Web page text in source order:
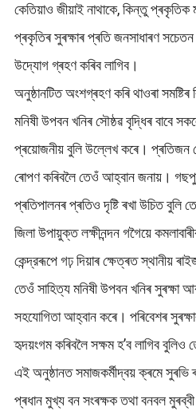
কেতিয়াও জীয়াই নাথাকে, কিন্তু প্ৰকৃতিক
প্ৰকৃতিৰ সুৰক্ষাৰ প্ৰতি জনসাধাৰণ
উদ্যোগ গ্ৰহণ কৰিব লাগিব।
অনুষ্ঠানটিত অংশগ্ৰহণ কৰি থাওৰা
মনিষী উপবন খনিৰ সৌষ্ঠৱ বৃদ্ধিৰ বাবে
প্ৰয়োজনীয় বুলি উল্লেখ কৰে। প্ৰতিজন
ৰোপণ কৰিবলৈ তেওঁ আহ্বান জনায়।
প্ৰতিপালনৰ প্ৰতিও দৃষ্টি ৰখা উচিত বুলি
জিলা উপায়ুক্ত লক্ষীনন্দন গগৈয়ে
কেন্দ্রৰূপে গঢ় দিয়াৰ ক্ষেত্ৰত স্থানীয়
তেওঁ সাহিত্য মনিষী উপবন খনিৰ সুৰক্ষা
সহযোগিতা আহ্বান কৰে। পৰিবেশৰ
হৃদয়ংগম কৰিবলৈ সক্ষম হ’ব লাগিব
এই অনুষ্ঠানত সমাজকৰ্মীদ্বয় ক্ৰমে সুৰভি
প্ৰধান মুখ্য বন সংৰক্ষক তথা বনবল মুৰব্বী